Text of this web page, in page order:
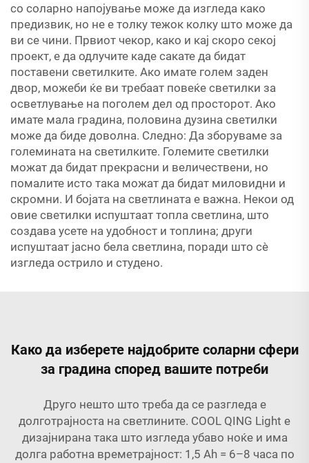
со соларно напојување може да изгледа како
предизвик, но не е толку тежок колку што може да
ви се чини. Првиот чекор, како и кај скоро секој
проект, е да одлучите каде сакате да бидат
поставени светилките. Ако имате голем заден
двор, можеби ќе ви требаат повеќе светилки за
осветлување на поголем дел од просторот. Ако
имате мала градина, половина дузина светилки
може да биде доволна. Следно: Да зборуваме за
големината на светилките. Големите светилки
можат да бидат прекрасни и величествени, но
помалите исто така можат да бидат миловидни и
скромни. И бојата на светлината е важна. Некои од
овие светилки испуштаат топла светлина, што
создава усете на удобност и топлина; други
испуштаат јасно бела светлина, поради што сè
изгледа острило и студено.
Како да изберете најдобрите соларни сфери
за градина според вашите потреби
Друго нешто што треба да се разгледа е
долготрајноста на светлините. COOL QING Light е
дизајнирана така што изгледа убаво ноќе и има
долга работна времетрајност: 1,5 Ah = 6–8 часа по